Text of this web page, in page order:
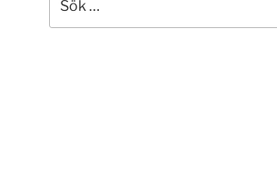
efter: